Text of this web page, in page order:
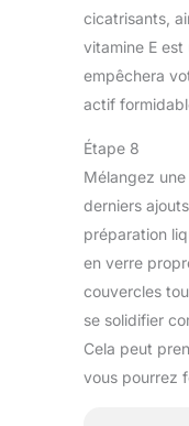
cicatrisants,
vitamine E
empêchera
actif
Étape 8
Mélangez
derniers
préparation
en verre
couvercles
se solidifier
Cela peut
vous pourrez